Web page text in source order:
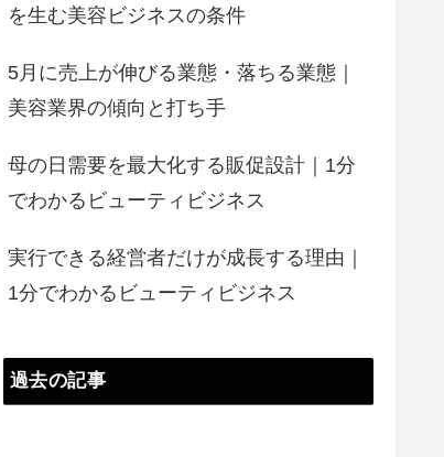
を生む美容ビジネスの条件
5月に売上が伸びる業態・落ちる業態｜
美容業界の傾向と打ち手
母の日需要を最大化する販促設計｜1分
でわかるビューティビジネス
実行できる経営者だけが成長する理由｜
1分でわかるビューティビジネス
過去の記事